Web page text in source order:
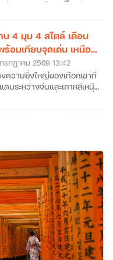
ด้หยุดพักเที่ยวจูไห่และออกไป
ำคัญ ๆ ของเมืองดูสักครั้ง
ลุมรักความละเมียดละไมของ
นตัวไม่ขึ้นค่ะ ซึ่งเราก็ได้
จูไห่ที่น่าสนใจ พร้อมเปิดลิ
าดที่เมืองชายทะเลสุดโรแมน
นค่ะ
ขาวโพลนดั่งปะการังหิมะ
ะยับราวผลึกแก้ว กลายเป็น
ที่งดงามราวกับหลุดออกมา
จีนซ่อนตัวอยู่ สถานที่แห่งนี้
เกาะเล็ก ๆ ซึ่งตั้งอยู่ใน
ใกล้กับเมืองจี๋หลิน
เทศจีนค่ะ หากคุณเป็นคนที่
วยเสน่ห์ของวัฒนธรรมท้อง
เที่ยวเกาะวูซงเพื่อสัมผัส
อัศจรรย์นี้ด้วยตาตัวเองสัก
ที่คุ้มค่าเกินบรรยายอย่าง
อย่ารอช้าเพราะเราได้
วเกาะวูซง ที่ได้ชื่อว่าเป็น
รย์ทางธรรมชาติที่ห้ามพลาด
ะ
น 4 มุม 4 สไตล์ เดือน
อมเทียบจุดเด่น เหนือ
วันออก
รกฎาคม 2569 13:42
ามยิ่งใหญ่ของเทือกเขาที่
นระหว่างจีนและเกาหลีเหนือ
ารถเดินทางไปสัมผัสความ
มชาติได้ตลอดทั้งปี สถานที่
ค่ภูเขาหิมะที่ขาวโพลนในฤดู
นความงามของทะเลสาบ
กปล่องภูเขาไฟที่สูงที่สุดในจีน
บรรพ์ที่เปลี่ยนสีสันไปตาม
จรรย์ แน่นอนว่าวันนี้เราจะ
างไป๋ซานแบบครบทุกซอก
ที่ยวฉางไป๋ซานแบบละเอียด
งามทั้ง 4 ด้านของฉางไป๋ซาน
ซานและกิจกรรมต่าง ๆ เพื่อ
งแผนทริปทัวร์ฉางไป๋ซานได้
สุดค่ะ เตรียมตัวให้พร้อม
งไปกับเราที่ภูเขาศักดิ์สิทธิ์